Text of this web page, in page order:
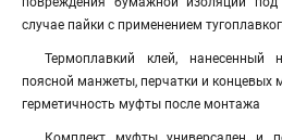
случае пайки с применением
Термоплавкий клей, нанесенный
поясной манжеты, перчатки и концевых
герметичность муфты после монтажа